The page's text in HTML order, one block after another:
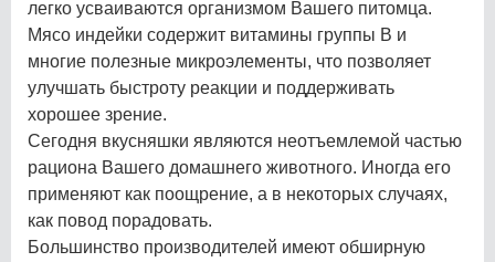
легко усваиваются организмом Вашего питомца.
Мясо индейки содержит витамины группы В и
многие полезные микроэлементы, что позволяет
улучшать быстроту реакции и поддерживать
хорошее зрение.
Сегодня вкусняшки являются неотъемлемой частью
рациона Вашего домашнего животного. Иногда его
применяют как поощрение, а в некоторых случаях,
как повод порадовать.
Большинство производителей имеют обширную